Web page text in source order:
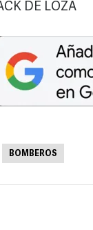
DE LOZA
BOMBEROS